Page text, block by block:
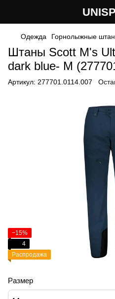
Одежда Горнолыжные
Штаны Scott M's
dark blue- M
Артикул: 277701.0114.007
−15%
4
Распродажа
Размер